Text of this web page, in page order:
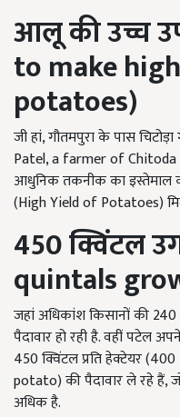
आलू की उच्च
to make
potatoes)
जी हां, गौतमपुरा के पास
Patel, a farmer of
आधुनिक तकनीक का इस्तेमाल
(High Yield of Potatoes)
450 क्विंटल
quintals
जहां अधिकांश किसानों की
पैदावार हो रही है. वहीं पटेल
450 क्विंटल प्रति हेक्टेयर
potato) की पैदावार ले रहे हैं,
अधिक है.